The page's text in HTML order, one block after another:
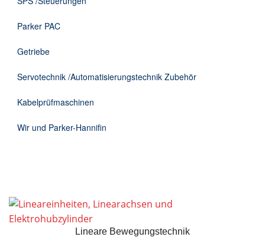
Parker PAC
Getriebe
Servotechnik /Automatisierungstechnik Zubehör
Kabelprüfmaschinen
Wir und Parker-Hannifin
Lineare Bewegungstechnik